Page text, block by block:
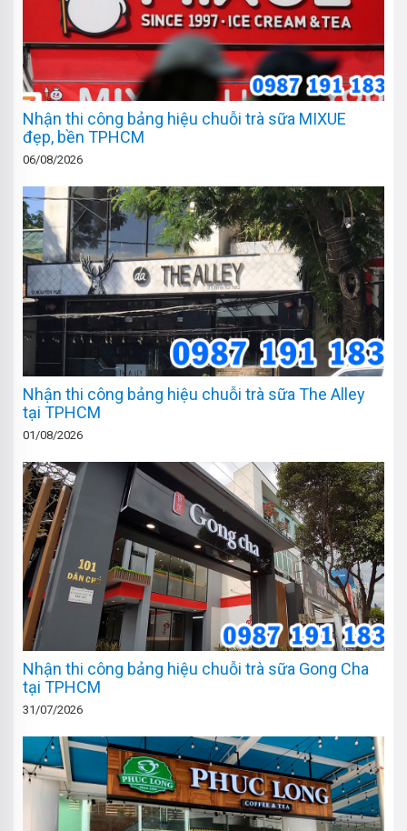
Nhận thi công bảng hiệu chuỗi trà sữa MIXUE
đẹp, bền TPHCM
06/08/2026
Nhận thi công bảng hiệu chuỗi trà sữa The Alley
tại TPHCM
01/08/2026
Nhận thi công bảng hiệu chuỗi trà sữa Gong Cha
tại TPHCM
31/07/2026